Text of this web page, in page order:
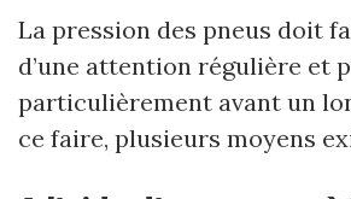
La pression des pneus doit
d’une attention régulière et
particulièrement avant un
ce faire, plusieurs moyens